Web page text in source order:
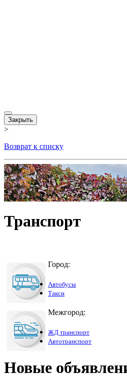
Закрыть
>
Возврат к списку
Транспорт
Город:
Автобусы
Такси
Межгород:
ЖД транспорт
Автотранспорт
Новые